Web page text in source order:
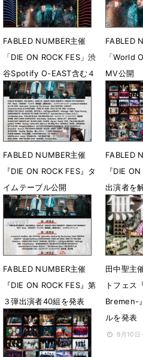
FABLED NUMBER主催
「DIE ON ROCK FES」渋
谷Spotify O-EAST含む４
会場５ステージで開催決
定
3月23日 18時00分
FABLED
「World
MV公開
11月21
FABLED NUMBER主催
『DIE ON ROCK FES』タ
イムテーブル公開
11月3日 12時00分
FABLED
『DIE
出演者を
10月20
FABLED NUMBER主催
『DIE ON ROCK FES』第
３弾出演者40組を発表
9月17日 23時27分
田中聖主
トフェス
Bremen-
ルを発表
9月10